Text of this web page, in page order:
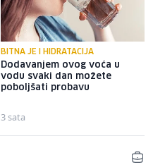
BITNA JE I HIDRATACIJA
Dodavanjem ovog voća u
vodu svaki dan možete
poboljšati probavu
3 sata